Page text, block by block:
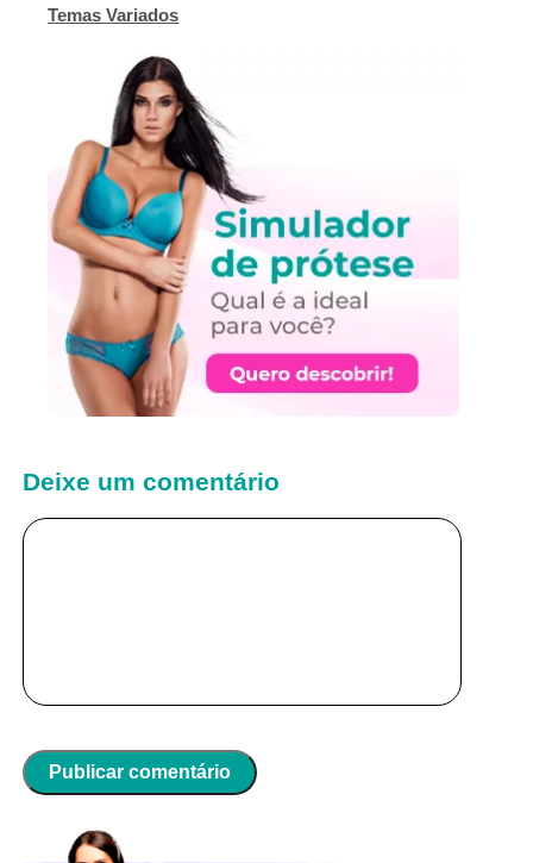
Temas Variados
Deixe um comentário